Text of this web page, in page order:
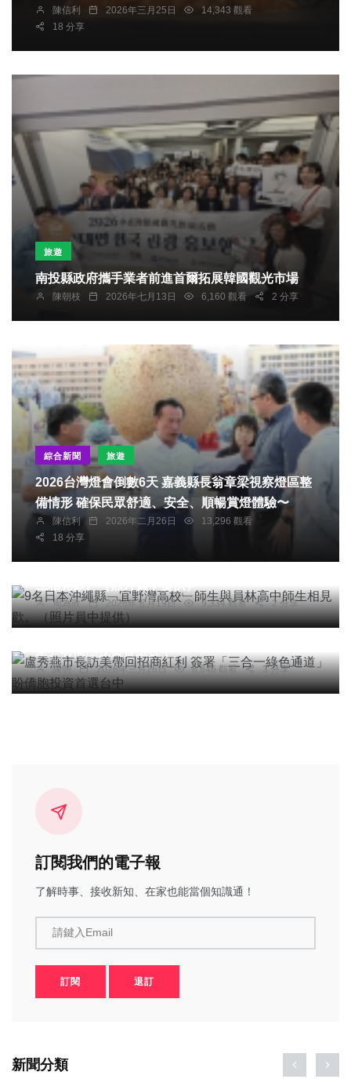
陳信利 2026年三月25日
14,343 觀看
18 分享
旅遊
南投縣政府攜手業者前進首爾拓展韓國觀光市場
陳朝枝 2026年七月13日 6,160 觀看 2 分享
綜合新聞 旅遊
2026台灣燈會倒數6天 嘉義縣長翁章梁視察燈區整
備情形 確保民眾舒適、安全、順暢賞燈體驗〜
陳信利 2026年二月26日
13,296 觀看
18 分享
社會
9名日本沖繩縣﹁宜野灣高校﹂師生與員林高中師
周為政 2026年五月19日 9,334 觀看 2 分享
社會 綜合新聞 旅遊 科技新知
盧秀燕市長訪美帶回招商紅利 簽署「三合一綠色通
陳明 2026年三月26日 8,846 觀看 3 分享
訂閱我們的電子報
了解時事、接收新知、在家也能當個知識通！
請鍵入Email
訂閱 退訂
新聞分類